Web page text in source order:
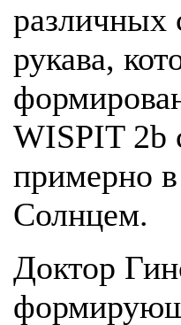
различных
рукава,
WISPIT 2b
примерно
Солнцем.
Доктор